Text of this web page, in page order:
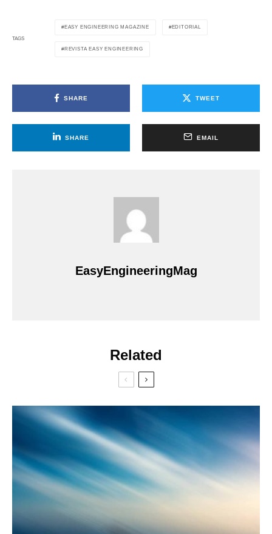
TAGS
EASY ENGINEERING MAGAZINE EDITORIAL
REVISTA EASY ENGINEERING
SHARE TWEET
SHARE EMAIL
EasyEngineeringMag
Related